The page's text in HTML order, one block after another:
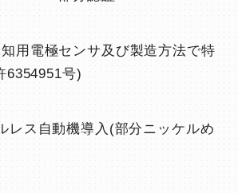
用電極センサ及び製造方法で特
6354951号)
レス自動機導入(部分ニッケルめ